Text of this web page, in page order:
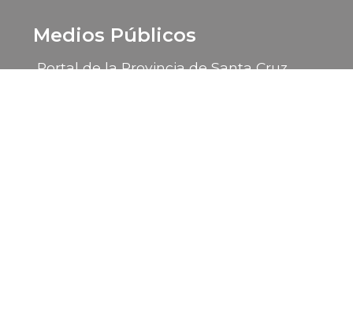
Medios Públicos
Portal de la Provincia de Santa Cruz